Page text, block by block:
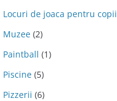
Locuri de joaca pentru copii
Muzee (2)
Paintball (1)
Piscine (5)
Pizzerii (6)